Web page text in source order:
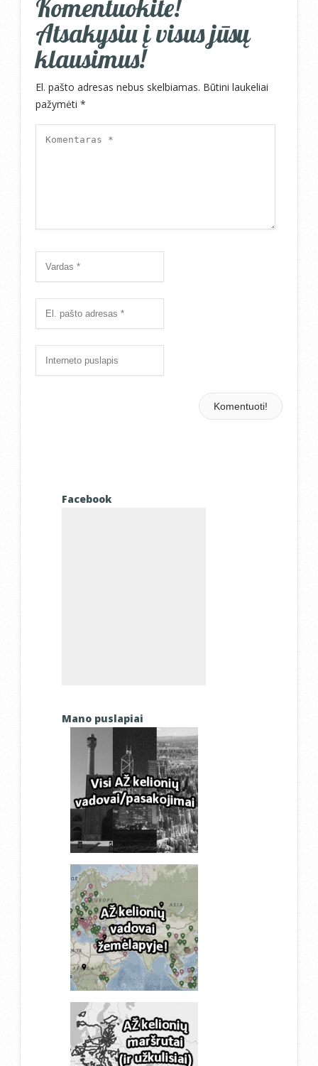
Komentuokite!
Atsakysiu į visus jūsų
klausimus!
El. pašto adresas nebus skelbiamas. Būtini laukeliai
pažymėti *
Facebook
Mano puslapiai